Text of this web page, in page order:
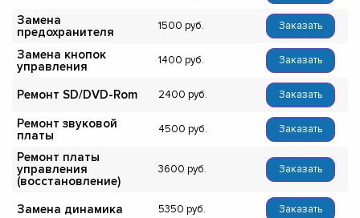
Замена
предохранителя
1500 Заказать
Замена кнопок
управления
1400 Заказать
Ремонт SD/DVD-Rom 2400 Заказать
Ремонт звуковой
платы
4500 Заказать
Ремонт платы
управления
(восстановление)
3600 Заказать
Замена динамика 5350 Заказать